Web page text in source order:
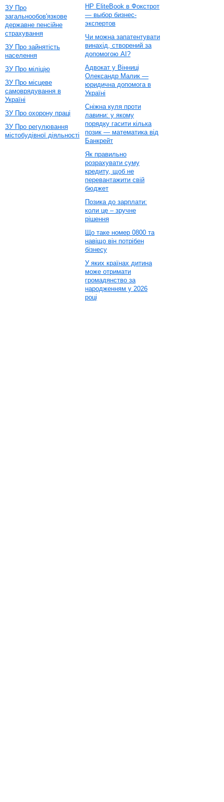
ЗУ Про
загальнообов'язкове
державне пенсійне
страхування
ЗУ Про зайнятість
населення
ЗУ Про міліцію
ЗУ Про місцеве
самоврядування в
Україні
ЗУ Про охорону праці
ЗУ Про регулювання
містобудівної діяльності
HP EliteBook в Фокстрот
— выбор бизнес-
экспертов
Чи можна запатентувати
винахід, створений за
допомогою AI?
Адвокат у Вінниці
Олександр Малик —
юридична допомога в
Україні
Сніжна куля проти
лавини: у якому
порядку гасити кілька
позик — математика від
Банкрейт
Як правильно
розрахувати суму
кредиту, щоб не
перевантажити свій
бюджет
Позика до зарплати:
коли це – зручне
рішення
Що таке номер 0800 та
навіщо він потрібен
бізнесу
У яких країнах дитина
може отримати
громадянство за
народженням у 2026
році